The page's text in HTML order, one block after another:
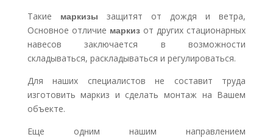
Такие маркизы защитят от дождя и ветра,
Основное отличие маркизот других стационарных
навесов заключается в возможности
складываться, раскладываться и регулироваться.
Для наших специалистов не составит труда
изготовить маркиз и сделать монтаж на Вашем
объекте.
Еще одним нашим направлением